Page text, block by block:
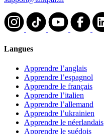
Langues
Apprendre l’anglais
Apprendre l’espagnol
Apprendre le français
Apprendre l’italien
Apprendre l’allemand
Apprendre l’ukrainien
Apprendre le néerlandais
Apprendre le suédois